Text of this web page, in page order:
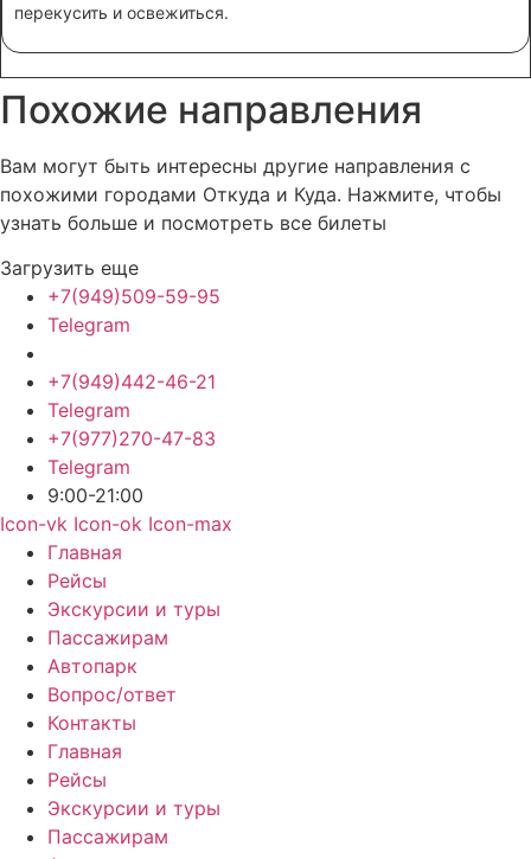
перекусить и освежиться.
Похожие направления
Вам могут быть интересны другие направления с
похожими городами Откуда и Куда. Нажмите, чтобы
узнать больше и посмотреть все билеты
Загрузить еще
+7(949)509-59-95
Telegram
+7(949)442-46-21
Telegram
+7(977)270-47-83
Telegram
9:00-21:00
Icon-vk Icon-ok Icon-max
Главная
Рейсы
Экскурсии и туры
Пассажирам
Автопарк
Вопрос/ответ
Контакты
Главная
Рейсы
Экскурсии и туры
Пассажирам